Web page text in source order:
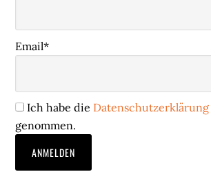
Email*
Ich habe die Datenschutzerklärung
genommen.